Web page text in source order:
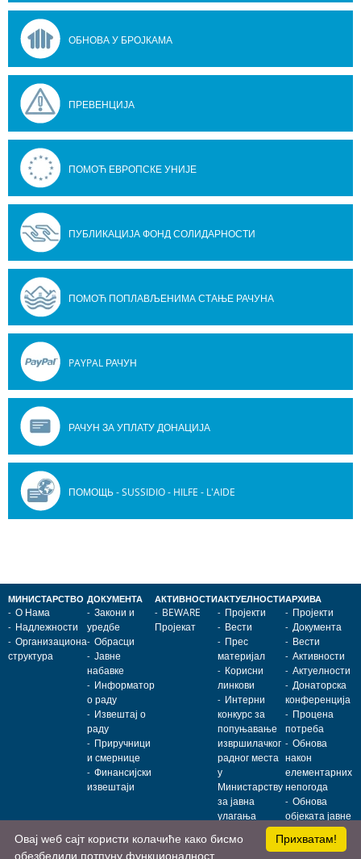
ОБНОВА У БРОЈКАМА
ПРЕВЕНЦИЈА
ПОМОЋ ЕВРОПСКЕ УНИЈЕ
ПУБЛИКАЦИЈА ФОНД СОЛИДАРНОСТИ
ПОМОЋ ПОПЛАВЉЕНИМА СТАЊЕ РАЧУНА
PAYPAL РАЧУН
РАЧУН ЗА УПЛАТУ ДОНАЦИЈА
ПОМОЩЬ - SUSSIDIO - HILFE - L'AIDE
МИНИСТАРСТВО
О Нама
Надлежности
Организациона
структура
ДОКУМЕНТА
Закони и
уредбе
Обрасци
Јавне
набавке
Информатор
о раду
Извештај о
раду
Приручници
и смернице
Финансијски
извештаји
АКТИВНОСТИ
BEWARE
Пројекат
АКТУЕЛНОСТИ
Пројекти
Вести
Прес
материјал
Корисни
линкови
Интерни
конкурс за
попуњавање
извршилачког
радног места
у
Министарству
за јавна
улагања
АРХИВА
Пројекти
Документа
Вести
Активности
Актуелности
Донаторска
конференција
Процена
потреба
Обнова
након
елементарних
непогода
Обнова
објеката јавне
намене
Прихватам!
Овај wеб сајт користи колачиће како бисмо
обезбедили потпуну функционалност